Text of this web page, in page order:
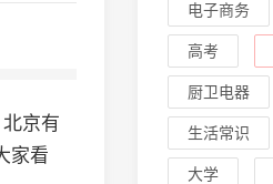
京有
家看
电子商务
高考
厨卫电器
生活常识
大学